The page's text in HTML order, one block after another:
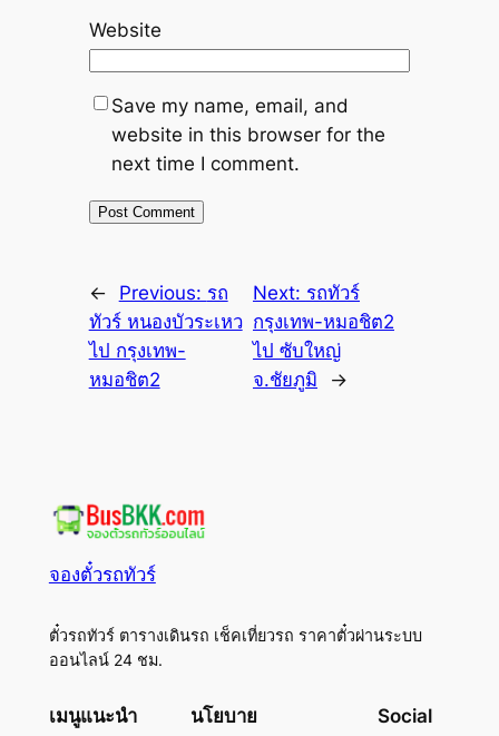
Website
Save my name, email, and
website in this browser for the
next time I comment.
← Previous: รถ
ทัวร์ หนองบัวระเหว
ไป กรุงเทพ-
หมอชิต2
Next: รถทัวร์
กรุงเทพ-หมอชิต2
ไป ซับใหญ่
จ.ชัยภูมิ
→
จองตั๋วรถทัวร์
ตั๋วรถทัวร์ ตารางเดินรถ เช็คเที่ยวรถ ราคาตั๋วผ่านระบบ
ออนไลน์ 24 ชม.
เมนูแนะนำ นโยบาย Social